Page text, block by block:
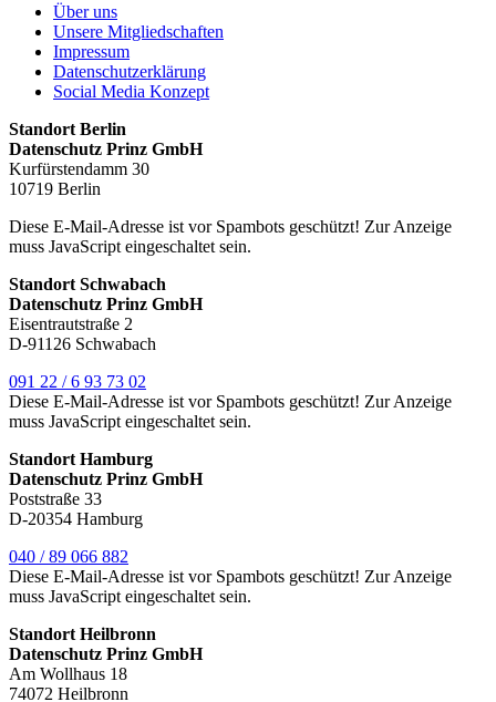
Über uns
Unsere Mitgliedschaften
Impressum
Datenschutzerklärung
Social Media Konzept
Standort Berlin
Datenschutz Prinz GmbH
Kurfürstendamm 30
10719 Berlin
Diese E-Mail-Adresse ist vor Spambots geschützt! Zur Anzeige
muss JavaScript eingeschaltet sein.
Standort Schwabach
Datenschutz Prinz GmbH
Eisentrautstraße 2
D-91126 Schwabach
091 22 / 6 93 73 02
Diese E-Mail-Adresse ist vor Spambots geschützt! Zur Anzeige
muss JavaScript eingeschaltet sein.
Standort Hamburg
Datenschutz Prinz GmbH
Poststraße 33
D-20354 Hamburg
040 / 89 066 882
Diese E-Mail-Adresse ist vor Spambots geschützt! Zur Anzeige
muss JavaScript eingeschaltet sein.
Standort Heilbronn
Datenschutz Prinz GmbH
Am Wollhaus 18
74072 Heilbronn